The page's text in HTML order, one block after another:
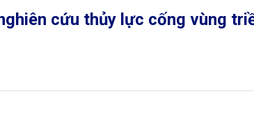
cứu thủy lực cống vùng